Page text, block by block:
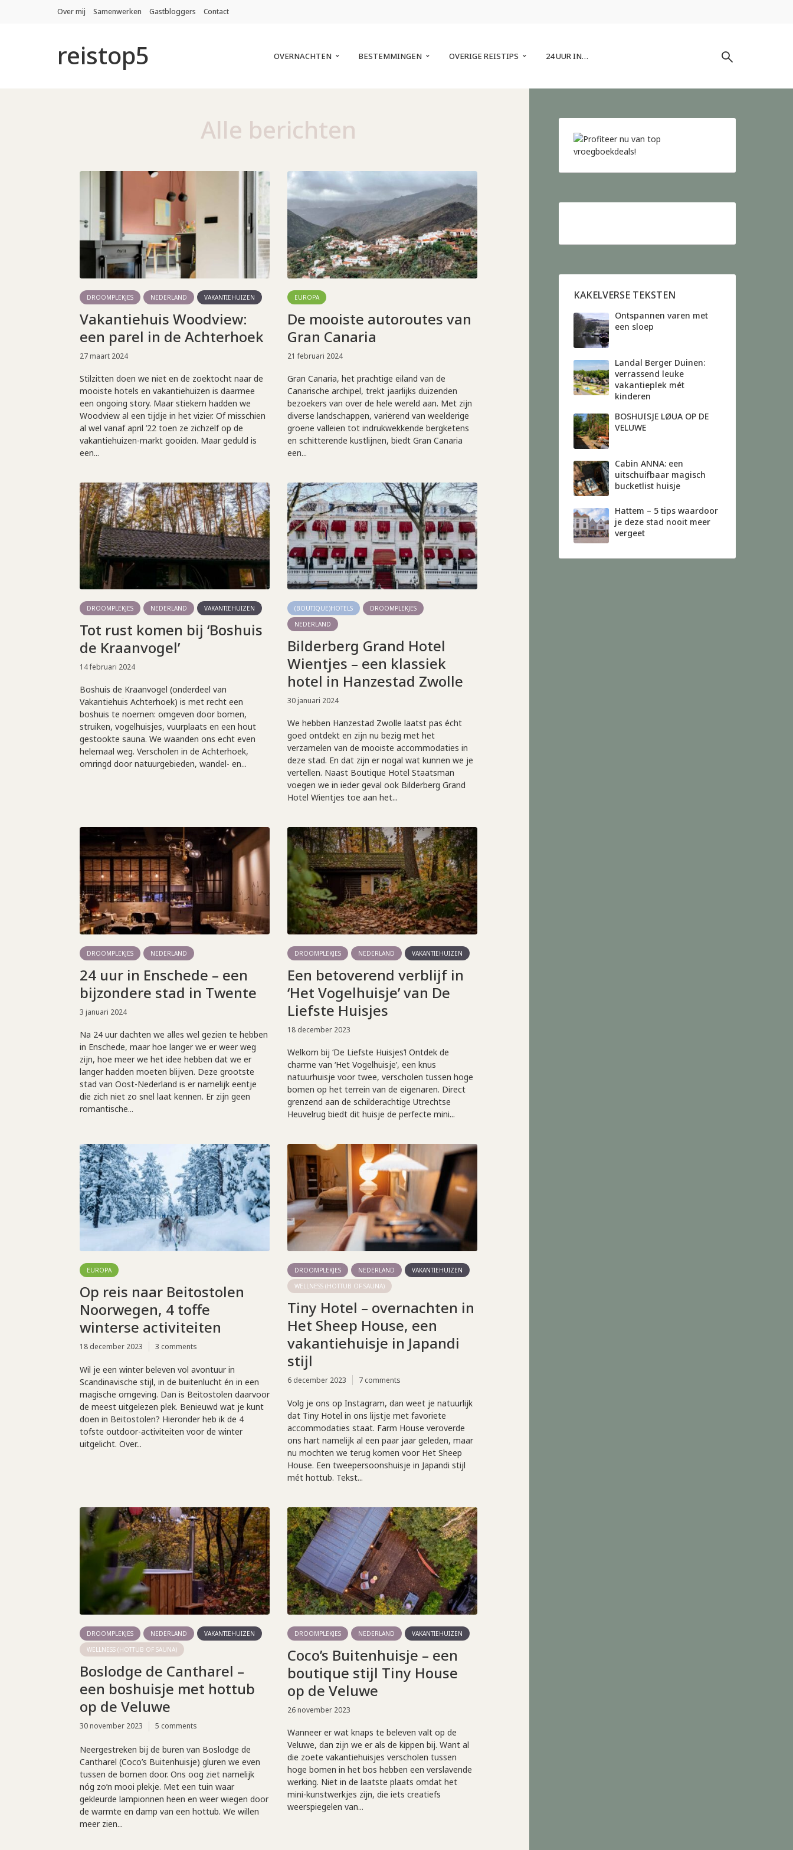
Over mij Samenwerken Gastbloggers Contact
reistop5 OVERNACHTEN BESTEMMINGEN OVERIGE REISTIPS 24 UUR IN…
Alle berichten
DROOMPLEKJES NEDERLAND VAKANTIEHUIZEN
Vakantiehuis Woodview:
een parel in de Achterhoek
27 maart 2024
Stilzitten doen we niet en de zoektocht naar de
mooiste hotels en vakantiehuizen is daarmee
een ongoing story. Maar stiekem hadden we
Woodview al een tijdje in het vizier. Of misschien
al wel vanaf april ’22 toen ze zichzelf op de
vakantiehuizen-markt gooiden. Maar geduld is
een...
EUROPA
De mooiste autoroutes van
Gran Canaria
21 februari 2024
Gran Canaria, het prachtige eiland van de
Canarische archipel, trekt jaarlijks duizenden
bezoekers van over de hele wereld aan. Met zijn
diverse landschappen, variërend van weelderige
groene valleien tot indrukwekkende bergketens
en schitterende kustlijnen, biedt Gran Canaria
een...
DROOMPLEKJES NEDERLAND VAKANTIEHUIZEN
Tot rust komen bij ‘Boshuis
de Kraanvogel’
14 februari 2024
Boshuis de Kraanvogel (onderdeel van
Vakantiehuis Achterhoek) is met recht een
boshuis te noemen: omgeven door bomen,
struiken, vogelhuisjes, vuurplaats en een hout
gestookte sauna. We waanden ons echt even
helemaal weg. Verscholen in de Achterhoek,
omringd door natuurgebieden, wandel- en...
(BOUTIQUE)HOTELS
DROOMPLEKJES
NEDERLAND
Bilderberg Grand Hotel
Wientjes – een klassiek
hotel in Hanzestad Zwolle
30 januari 2024
We hebben Hanzestad Zwolle laatst pas écht
goed ontdekt en zijn nu bezig met het
verzamelen van de mooiste accommodaties in
deze stad. En dat zijn er nogal wat kunnen we je
vertellen. Naast Boutique Hotel Staatsman
voegen we in ieder geval ook Bilderberg Grand
Hotel Wientjes toe aan het...
DROOMPLEKJES NEDERLAND
24 uur in Enschede – een
bijzondere stad in Twente
3 januari 2024
Na 24 uur dachten we alles wel gezien te hebben
in Enschede, maar hoe langer we er weer weg
zijn, hoe meer we het idee hebben dat we er
langer hadden moeten blijven. Deze grootste
stad van Oost-Nederland is er namelijk eentje
die zich niet zo snel laat kennen. Er zijn geen
romantische...
DROOMPLEKJES NEDERLAND VAKANTIEHUIZEN
Een betoverend verblijf in
‘Het Vogelhuisje’ van De
Liefste Huisjes
18 december 2023
Welkom bij ‘De Liefste Huisjes’! Ontdek de
charme van ‘Het Vogelhuisje’, een knus
natuurhuisje voor twee, verscholen tussen hoge
bomen op het terrein van de eigenaren. Direct
grenzend aan de schilderachtige Utrechtse
Heuvelrug biedt dit huisje de perfecte mini...
EUROPA
Op reis naar Beitostolen
Noorwegen, 4 toffe
winterse activiteiten
18 december 2023 3 comments
Wil je een winter beleven vol avontuur in
Scandinavische stijl, in de buitenlucht én in een
magische omgeving. Dan is Beitostolen daarvoor
de meest uitgelezen plek. Benieuwd wat je kunt
doen in Beitostolen? Hieronder heb ik de 4
tofste outdoor-activiteiten voor de winter
uitgelicht. Over...
DROOMPLEKJES NEDERLAND
VAKANTIEHUIZEN
WELLNESS (HOTTUB OF SAUNA)
Tiny Hotel – overnachten in
Het Sheep House, een
vakantiehuisje in Japandi
stijl
6 december 2023 7 comments
Volg je ons op Instagram, dan weet je natuurlijk
dat Tiny Hotel in ons lijstje met favoriete
accommodaties staat. Farm House veroverde
ons hart namelijk al een paar jaar geleden, maar
nu mochten we terug komen voor Het Sheep
House. Een tweepersoonshuisje in Japandi stijl
mét hottub. Tekst...
DROOMPLEKJES NEDERLAND
VAKANTIEHUIZEN
WELLNESS (HOTTUB OF SAUNA)
Boslodge de Cantharel –
een boshuisje met hottub
op de Veluwe
30 november 2023 5 comments
Neergestreken bij de buren van Boslodge de
Cantharel (Coco’s Buitenhuisje) gluren we even
tussen de bomen door. Ons oog ziet namelijk
nóg zo’n mooi plekje. Met een tuin waar
gekleurde lampionnen heen en weer wiegen door
de warmte en damp van een hottub. We willen
meer zien...
DROOMPLEKJES NEDERLAND VAKANTIEHUIZEN
Coco’s Buitenhuisje – een
boutique stijl Tiny House
op de Veluwe
26 november 2023
Wanneer er wat knaps te beleven valt op de
Veluwe, dan zijn we er als de kippen bij. Want al
die zoete vakantiehuisjes verscholen tussen
hoge bomen in het bos hebben een verslavende
werking. Niet in de laatste plaats omdat het
mini-kunstwerkjes zijn, die iets creatiefs
weerspiegelen van...
KAKELVERSE TEKSTEN
Ontspannen varen met
een sloep
Landal Berger Duinen:
verrassend leuke
vakantieplek mét
kinderen
BOSHUISJE LØUA OP DE
VELUWE
Cabin ANNA: een
uitschuifbaar magisch
bucketlist huisje
Hattem – 5 tips waardoor
je deze stad nooit meer
vergeet